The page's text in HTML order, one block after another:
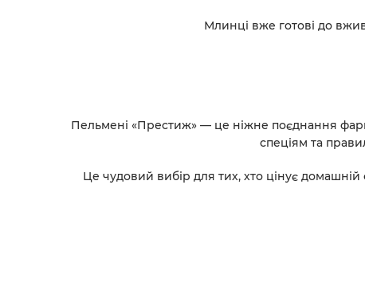
Млинці вже готові до
Пельмені «Престиж» — це ніжне поєднання
спеціям та
Це чудовий вибір для тих, хто цінує